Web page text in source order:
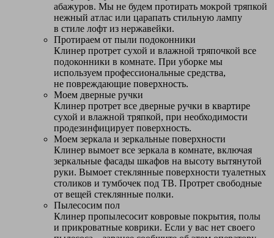
абажуров. Мы не будем протирать мокрой тряпкой
нежный атлас или царапать стильную лампу
в стиле лофт из нержавейки.
Протираем от пыли подоконники
Клинер протрет сухой и влажной тряпочкой все
подоконники в комнате. При уборке мы
используем профессиональные средства,
не повреждающие поверхность.
Моем дверные ручки
Клинер протрет все дверные ручки в квартире
сухой и влажной тряпкой, при необходимости
продезинфицирует поверхность.
Моем зеркала и зеркальные поверхности
Клинер вымоет все зеркала в комнате, включая
зеркальные фасады шкафов на высоту вытянутой
руки. Вымоет стеклянные поверхности туалетных
столиков и тумбочек под ТВ. Протрет свободные
от вещей стеклянные полки.
Пылесосим пол
Клинер пропылесосит ковровые покрытия, полы
и прикроватные коврики. Если у вас нет своего